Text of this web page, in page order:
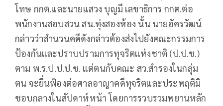
โทษ กกต.และนายแสวง บุญมี เลขาธิการ กกต.ต่อ
พนักงานสอบสวน สน.ทุ่งสองห้อง นั้น นายอัครวัฒน์
กล่าวว่าสำนวนคดีดังกล่าวต้องส่งไปยังคณะกรรมการ
ป้องกันและปราบปรามการทุจริตแห่งชาติ (ป.ป.ช.)
ตาม พ.ร.ป.ป.ป.ช. แต่ตนกับคณะ สว.สำรองในกลุ่ม
ตน จะยื่นฟ้องต่อศาลอาญาคดีทุจริตและประพฤติมิ
ชอบกลางในสัปดาห์หน้า โดยการรวบรวมพยานหลัก